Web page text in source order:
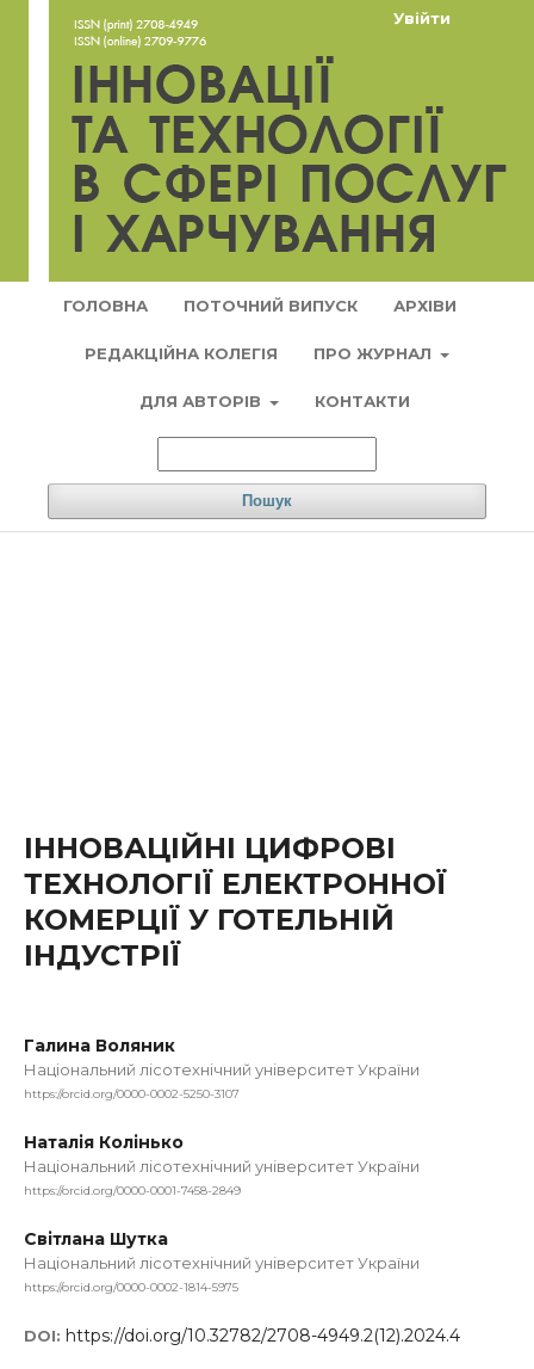
ГОЛОВНА ПОТОЧНИЙ ВИПУСК АРХІВИ
РЕДАКЦІЙНА КОЛЕГІЯ ПРО ЖУРНАЛ
ДЛЯ АВТОРІВ КОНТАКТИ
Пошук
Увійти
ІННОВАЦІЙНІ ЦИФРОВІ
ТЕХНОЛОГІЇ ЕЛЕКТРОННОЇ
КОМЕРЦІЇ У ГОТЕЛЬНІЙ
ІНДУСТРІЇ
Галина Воляник
Національний лісотехнічний університет України
https://orcid.org/0000-0002-5250-3107
Наталія Колінько
Національний лісотехнічний університет України
https://orcid.org/0000-0001-7458-2849
Світлана Шутка
Національний лісотехнічний університет України
https://orcid.org/0000-0002-1814-5975
DOI: https://doi.org/10.32782/2708-4949.2(12).2024.4